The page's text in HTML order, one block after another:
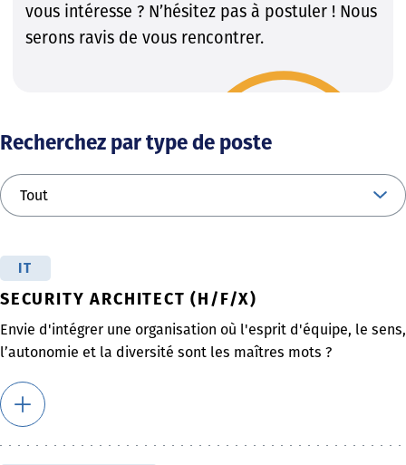
vous intéresse ? N’hésitez pas à postuler ! Nous
serons ravis de vous rencontrer.
Recherchez par type de poste
IT
SECURITY ARCHITECT (H/F/X)
Envie d'intégrer une organisation où l'esprit d'équipe, le sens,
l’autonomie et la diversité sont les maîtres mots ?